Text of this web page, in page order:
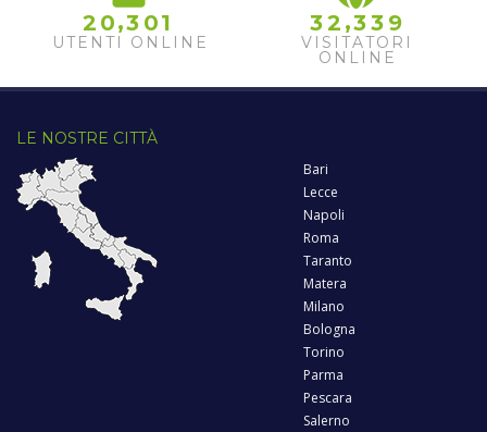
2 0,3 01
UTENTI ONLINE
32 ,33 9
VISITATORI
ONLINE
LE NOSTRE CITTÀ
Bari
Lecce
Napoli
Roma
Taranto
Matera
Milano
Bologna
Torino
Parma
Pescara
Salerno